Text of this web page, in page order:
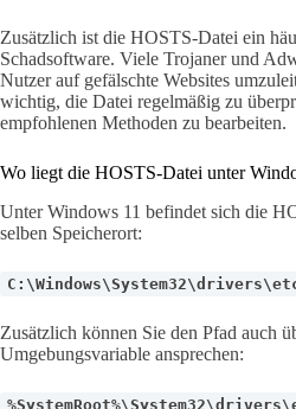
Zusätzlich ist die HOSTS-Datei ein
Schadsoftware. Viele Trojaner und
Nutzer auf gefälschte Websites
wichtig, die Datei regelmäßig zu
empfohlenen Methoden zu bearbeiten.
Wo liegt die HOSTS-Datei unter
Unter Windows 11 befindet sich die
selben Speicherort:
Zusätzlich können Sie den Pfad auch
Umgebungsvariable ansprechen: